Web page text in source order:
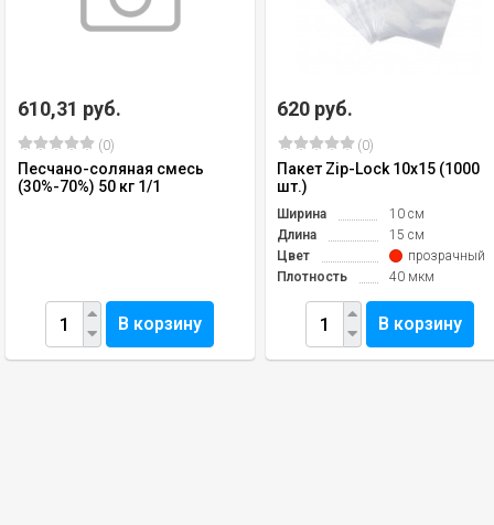
610,31 руб.
(0)
Песчано-соляная смесь
(30%-70%) 50 кг 1/1
В корзину
620 руб.
(0)
Пакет Zip-Lock 10х15 (1000
шт.)
Ширина
10 см
Длина
15 см
Цвет
прозрачный
Плотность
40 мкм
В корзину